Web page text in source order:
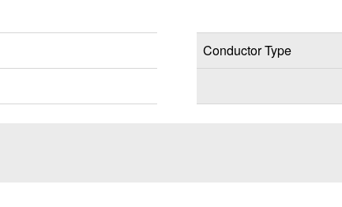
Conductor Type